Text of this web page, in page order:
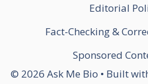
Editorial
Fact-Checking &
Sponsored
© 2026 Ask Me Bio • Built